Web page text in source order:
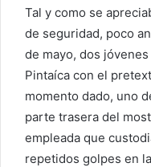
Tal y como se
de seguridad, poco
de mayo, dos
Pintaíca con el
momento dado, uno
parte trasera del
empleada que
repetidos golpes en